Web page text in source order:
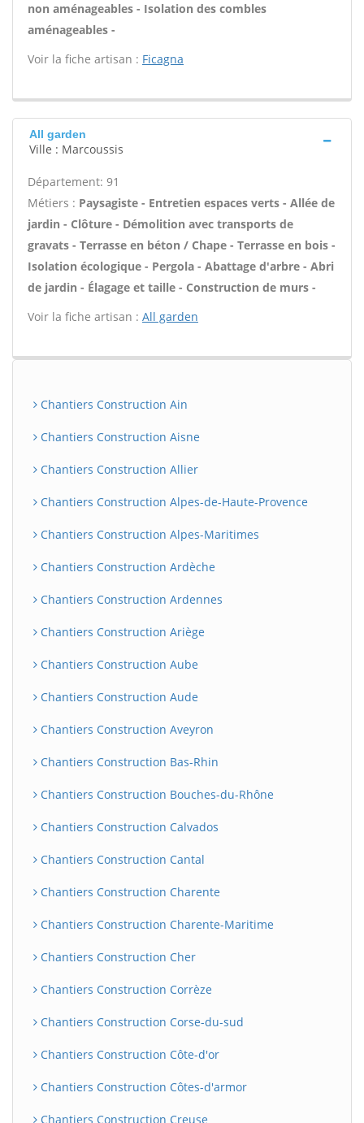
non aménageables - Isolation des combles
aménageables -
Voir la fiche artisan : Ficagna
All garden
Ville : Marcoussis
Département: 91
Métiers : Paysagiste - Entretien espaces verts - Allée de
jardin - Clôture - Démolition avec transports de
gravats - Terrasse en béton / Chape - Terrasse en bois -
Isolation écologique - Pergola - Abattage d'arbre - Abri
de jardin - Élagage et taille - Construction de murs -
Voir la fiche artisan : All garden
Chantiers Construction Ain
Chantiers Construction Aisne
Chantiers Construction Allier
Chantiers Construction Alpes-de-Haute-Provence
Chantiers Construction Alpes-Maritimes
Chantiers Construction Ardèche
Chantiers Construction Ardennes
Chantiers Construction Ariège
Chantiers Construction Aube
Chantiers Construction Aude
Chantiers Construction Aveyron
Chantiers Construction Bas-Rhin
Chantiers Construction Bouches-du-Rhône
Chantiers Construction Calvados
Chantiers Construction Cantal
Chantiers Construction Charente
Chantiers Construction Charente-Maritime
Chantiers Construction Cher
Chantiers Construction Corrèze
Chantiers Construction Corse-du-sud
Chantiers Construction Côte-d'or
Chantiers Construction Côtes-d'armor
Chantiers Construction Creuse